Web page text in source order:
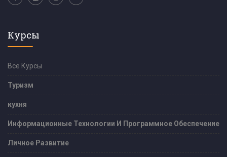
Курсы
Все Курсы
Туризм
кухня
Информационные Технологии И Программное Обеспечение
Личное Развитие